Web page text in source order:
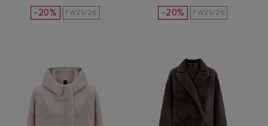
-20% FW25/26 -20% FW25/26